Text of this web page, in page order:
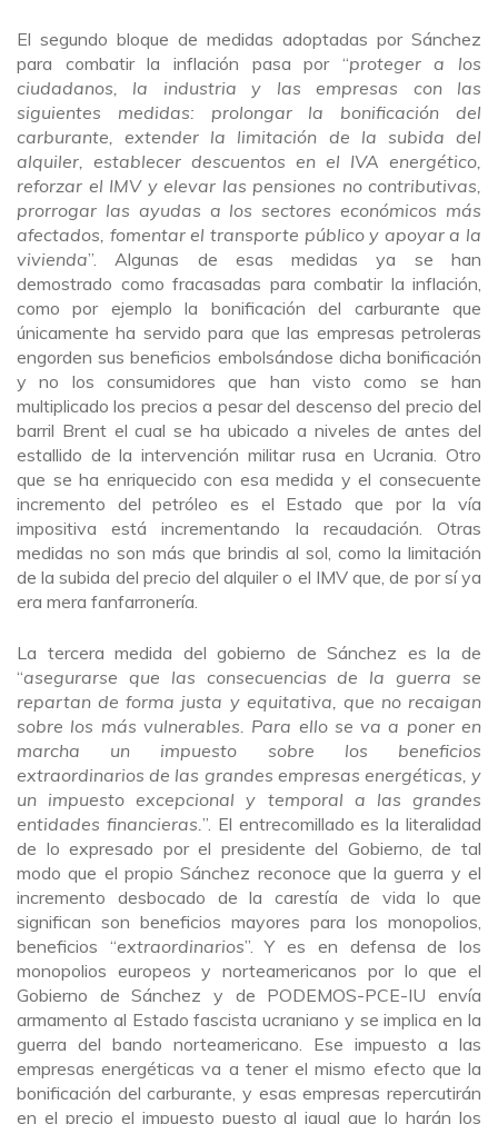
El segundo bloque de medidas adoptadas por Sánchez
para combatir la inflación pasa por “proteger a los
ciudadanos, la industria y las empresas con las
siguientes medidas: prolongar la bonificación del
carburante, extender la limitación de la subida del
alquiler, establecer descuentos en el IVA energético,
reforzar el IMV y elevar las pensiones no contributivas,
prorrogar las ayudas a los sectores económicos más
afectados, fomentar el transporte público y apoyar a la
vivienda”. Algunas de esas medidas ya se han
demostrado como fracasadas para combatir la inflación,
como por ejemplo la bonificación del carburante que
únicamente ha servido para que las empresas petroleras
engorden sus beneficios embolsándose dicha bonificación
y no los consumidores que han visto como se han
multiplicado los precios a pesar del descenso del precio del
barril Brent el cual se ha ubicado a niveles de antes del
estallido de la intervención militar rusa en Ucrania. Otro
que se ha enriquecido con esa medida y el consecuente
incremento del petróleo es el Estado que por la vía
impositiva está incrementando la recaudación. Otras
medidas no son más que brindis al sol, como la limitación
de la subida del precio del alquiler o el IMV que, de por sí ya
era mera fanfarronería.
La tercera medida del gobierno de Sánchez es la de
“asegurarse que las consecuencias de la guerra se
repartan de forma justa y equitativa, que no recaigan
sobre los más vulnerables. Para ello se va a poner en
marcha un impuesto sobre los beneficios
extraordinarios de las grandes empresas energéticas, y
un impuesto excepcional y temporal a las grandes
entidades financieras. ”. El entrecomillado es la literalidad
de lo expresado por el presidente del Gobierno, de tal
modo que el propio Sánchez reconoce que la guerra y el
incremento desbocado de la carestía de vida lo que
significan son beneficios mayores para los monopolios,
beneficios “extraordinarios”. Y es en defensa de los
monopolios europeos y norteamericanos por lo que el
Gobierno de Sánchez y de PODEMOS-PCE-IU envía
armamento al Estado fascista ucraniano y se implica en la
guerra del bando norteamericano. Ese impuesto a las
empresas energéticas va a tener el mismo efecto que la
bonificación del carburante, y esas empresas repercutirán
en el precio el impuesto puesto al igual que lo harán los